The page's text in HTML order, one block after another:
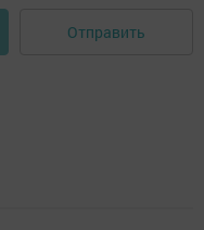
Отправить